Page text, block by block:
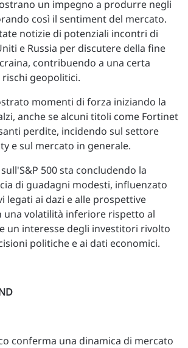
un impegno a produrre negli
così il sentiment del mercato.
notizie di potenziali incontri di
e Russia per discutere della fine
contribuendo a una certa
geopolitici.
momenti di forza iniziando la
anche se alcuni titoli come Fortinet
perdite, incidendo sul settore
e sul mercato in generale.
500 sta concludendo la
di guadagni modesti, influenzato
legati ai dazi e alle prospettive
una volatilità inferiore rispetto al
un interesse degli investitori rivolto
politiche e ai dati economici.
conferma una dinamica di mercato